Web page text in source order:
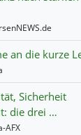
an die kurze
Sicherheit
die drei …
AFX